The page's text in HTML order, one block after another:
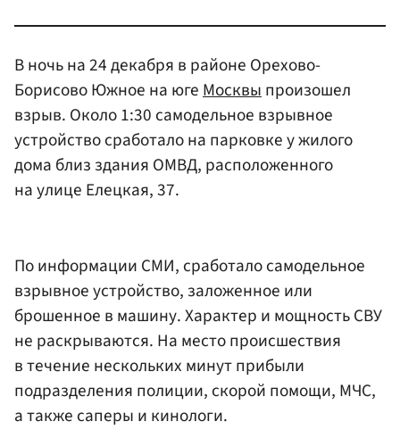
В ночь на 24 декабря в районе Орехово-
Борисово Южное на югеМосквыпроизошел
взрыв. Около 1:30 самодельное взрывное
устройство сработало на парковке у жилого
дома близ здания ОМВД, расположенного
на улице Елецкая, 37.
По информации СМИ, сработало самодельное
взрывное устройство, заложенное или
брошенное в машину. Характер и мощность СВУ
не раскрываются. На место происшествия
в течение нескольких минут прибыли
подразделения полиции, скорой помощи, МЧС,
а также саперы и кинологи.